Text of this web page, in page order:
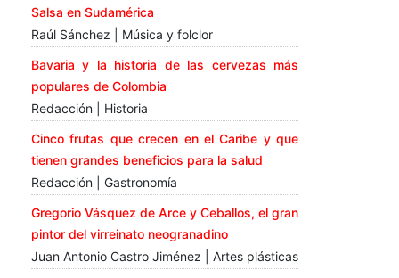
Salsa en Sudamérica
Raúl Sánchez | Música y folclor
Bavaria y la historia de las cervezas más
populares de Colombia
Redacción | Historia
Cinco frutas que crecen en el Caribe y que
tienen grandes beneficios para la salud
Redacción | Gastronomía
Gregorio Vásquez de Arce y Ceballos, el gran
pintor del virreinato neogranadino
Juan Antonio Castro Jiménez | Artes plásticas